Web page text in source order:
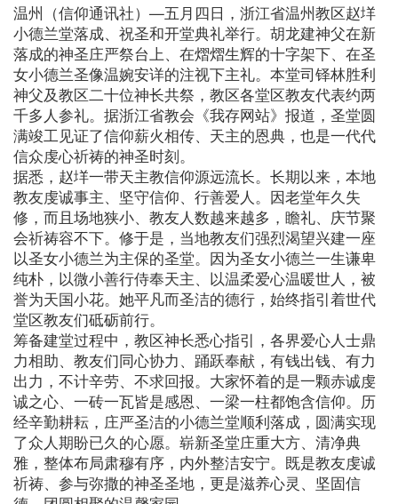
温州（信仰通讯社）—五月四日，浙江省温州教区赵垟
小德兰堂落成、祝圣和开堂典礼举行。胡龙建神父在新
落成的神圣庄严祭台上、在熠熠生辉的十字架下、在圣
女小德兰圣像温婉安详的注视下主礼。本堂司铎林胜利
神父及教区二十位神长共祭，教区各堂区教友代表约两
千多人参礼。据浙江省教会《我存网站》报道，圣堂圆
满竣工见证了信仰薪火相传、天主的恩典，也是一代代
信众虔心祈祷的神圣时刻。
据悉，赵垟一带天主教信仰源远流长。长期以来，本地
教友虔诚事主、坚守信仰、行善爱人。因老堂年久失
修，而且场地狭小、教友人数越来越多，瞻礼、庆节聚
会祈祷容不下。修于是，当地教友们强烈渴望兴建一座
以圣女小德兰为主保的圣堂。因为圣女小德兰一生谦卑
纯朴，以微小善行侍奉天主、以温柔爱心温暖世人，被
誉为天国小花。她平凡而圣洁的德行，始终指引着世代
堂区教友们砥砺前行。
筹备建堂过程中，教区神长悉心指引，各界爱心人士鼎
力相助、教友们同心协力、踊跃奉献，有钱出钱、有力
出力，不计辛劳、不求回报。大家怀着的是一颗赤诚虔
诚之心、一砖一瓦皆是感恩、一梁一柱都饱含信仰。历
经辛勤耕耘，庄严圣洁的小德兰堂顺利落成，圆满实现
了众人期盼已久的心愿。崭新圣堂庄重大方、清净典
雅，整体布局肃穆有序，内外整洁安宁。既是教友虔诚
祈祷、参与弥撒的神圣圣地，更是滋养心灵、坚固信